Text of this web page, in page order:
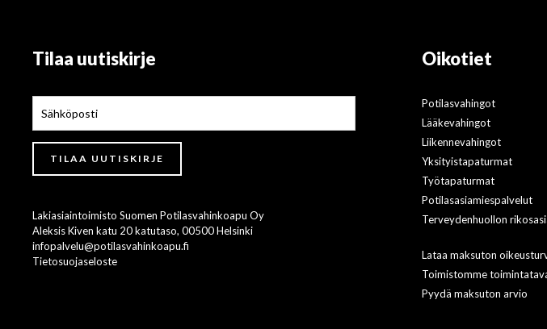
Tilaa uutiskirje
Lakiasiaintoimisto Suomen Potilasvahinkoapu Oy
Aleksis Kiven katu 20 katutaso, 00500 Helsinki
infopalvelu@potilasvahinkoapu.fi
Tietosuojaseloste
Oikotiet
Potilasvahingot
Lääkevahingot
Liikennevahingot
Yksityistapaturmat
Työtapaturmat
Potilasasiamiespalvelut
Terveydenhuollon
Lataa maksuton
Toimistomme
Pyydä maksuton arvio